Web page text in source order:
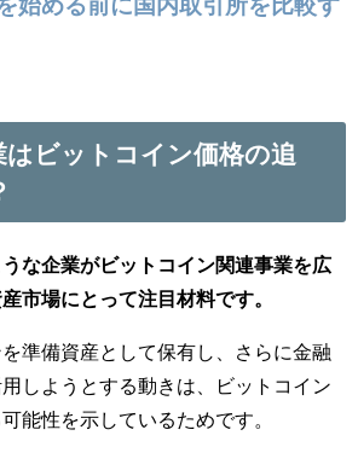
始める前に国内取引所を比較す
はビットコイン価格の追
な企業がビットコイン関連事業を広
市場にとって注目材料です。
準備資産として保有し、さらに金融
しようとする動きは、ビットコイン
能性を示しているためです。